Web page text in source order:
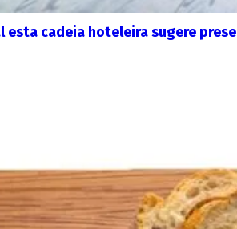
esta cadeia hoteleira sugere